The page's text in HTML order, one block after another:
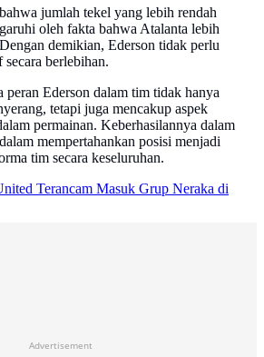
jumlah tekel yang lebih rendah
oleh fakta bahwa Atalanta lebih
demikian, Ederson tidak perlu
berlebihan.
Ederson dalam tim tidak hanya
tetapi juga mencakup aspek
permainan. Keberhasilannya dalam
mempertahankan posisi menjadi
tim secara keseluruhan.
Terancam Masuk Grup Neraka di
Advertisement